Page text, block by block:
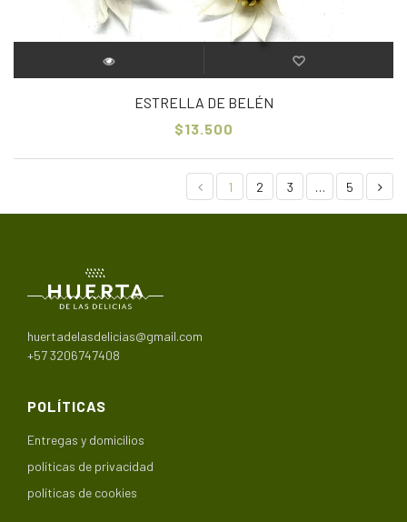
ESTRELLA DE BELÉN
$13.500
1 2 3 … 5
huertadelasdelicias@gmail.com
+57 3206747408
POLÍTICAS
Entregas y domicilios
políticas de privacidad
políticas de cookies